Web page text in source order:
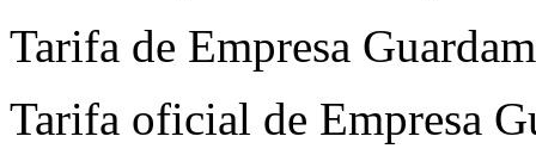
Tarifa de Empresa
Tarifa oficial de Empresa